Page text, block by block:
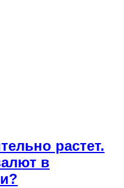
растет.
в